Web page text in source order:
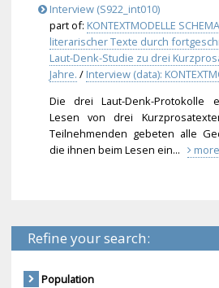
Interview (S922_int010)
part of: KONTEXTMODELLE
literarischer Texte durch
Laut-Denk-Studie zu drei
Jahre. / Interview (data):
Die drei Laut-Denk-Protokolle
Lesen von drei
Teilnehmenden gebeten alle
die ihnen beim Lesen ein...
more
Refine your search:
Population